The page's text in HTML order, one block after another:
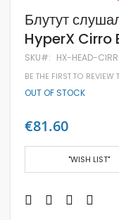
Skip
to
the
beginning
of
the
images
gallery
Блутут
HyperX Cirro
SKU HX-HEAD-
BE THE FIRST TO
OUT OF STOCK
€81.60
"WISH LIST"